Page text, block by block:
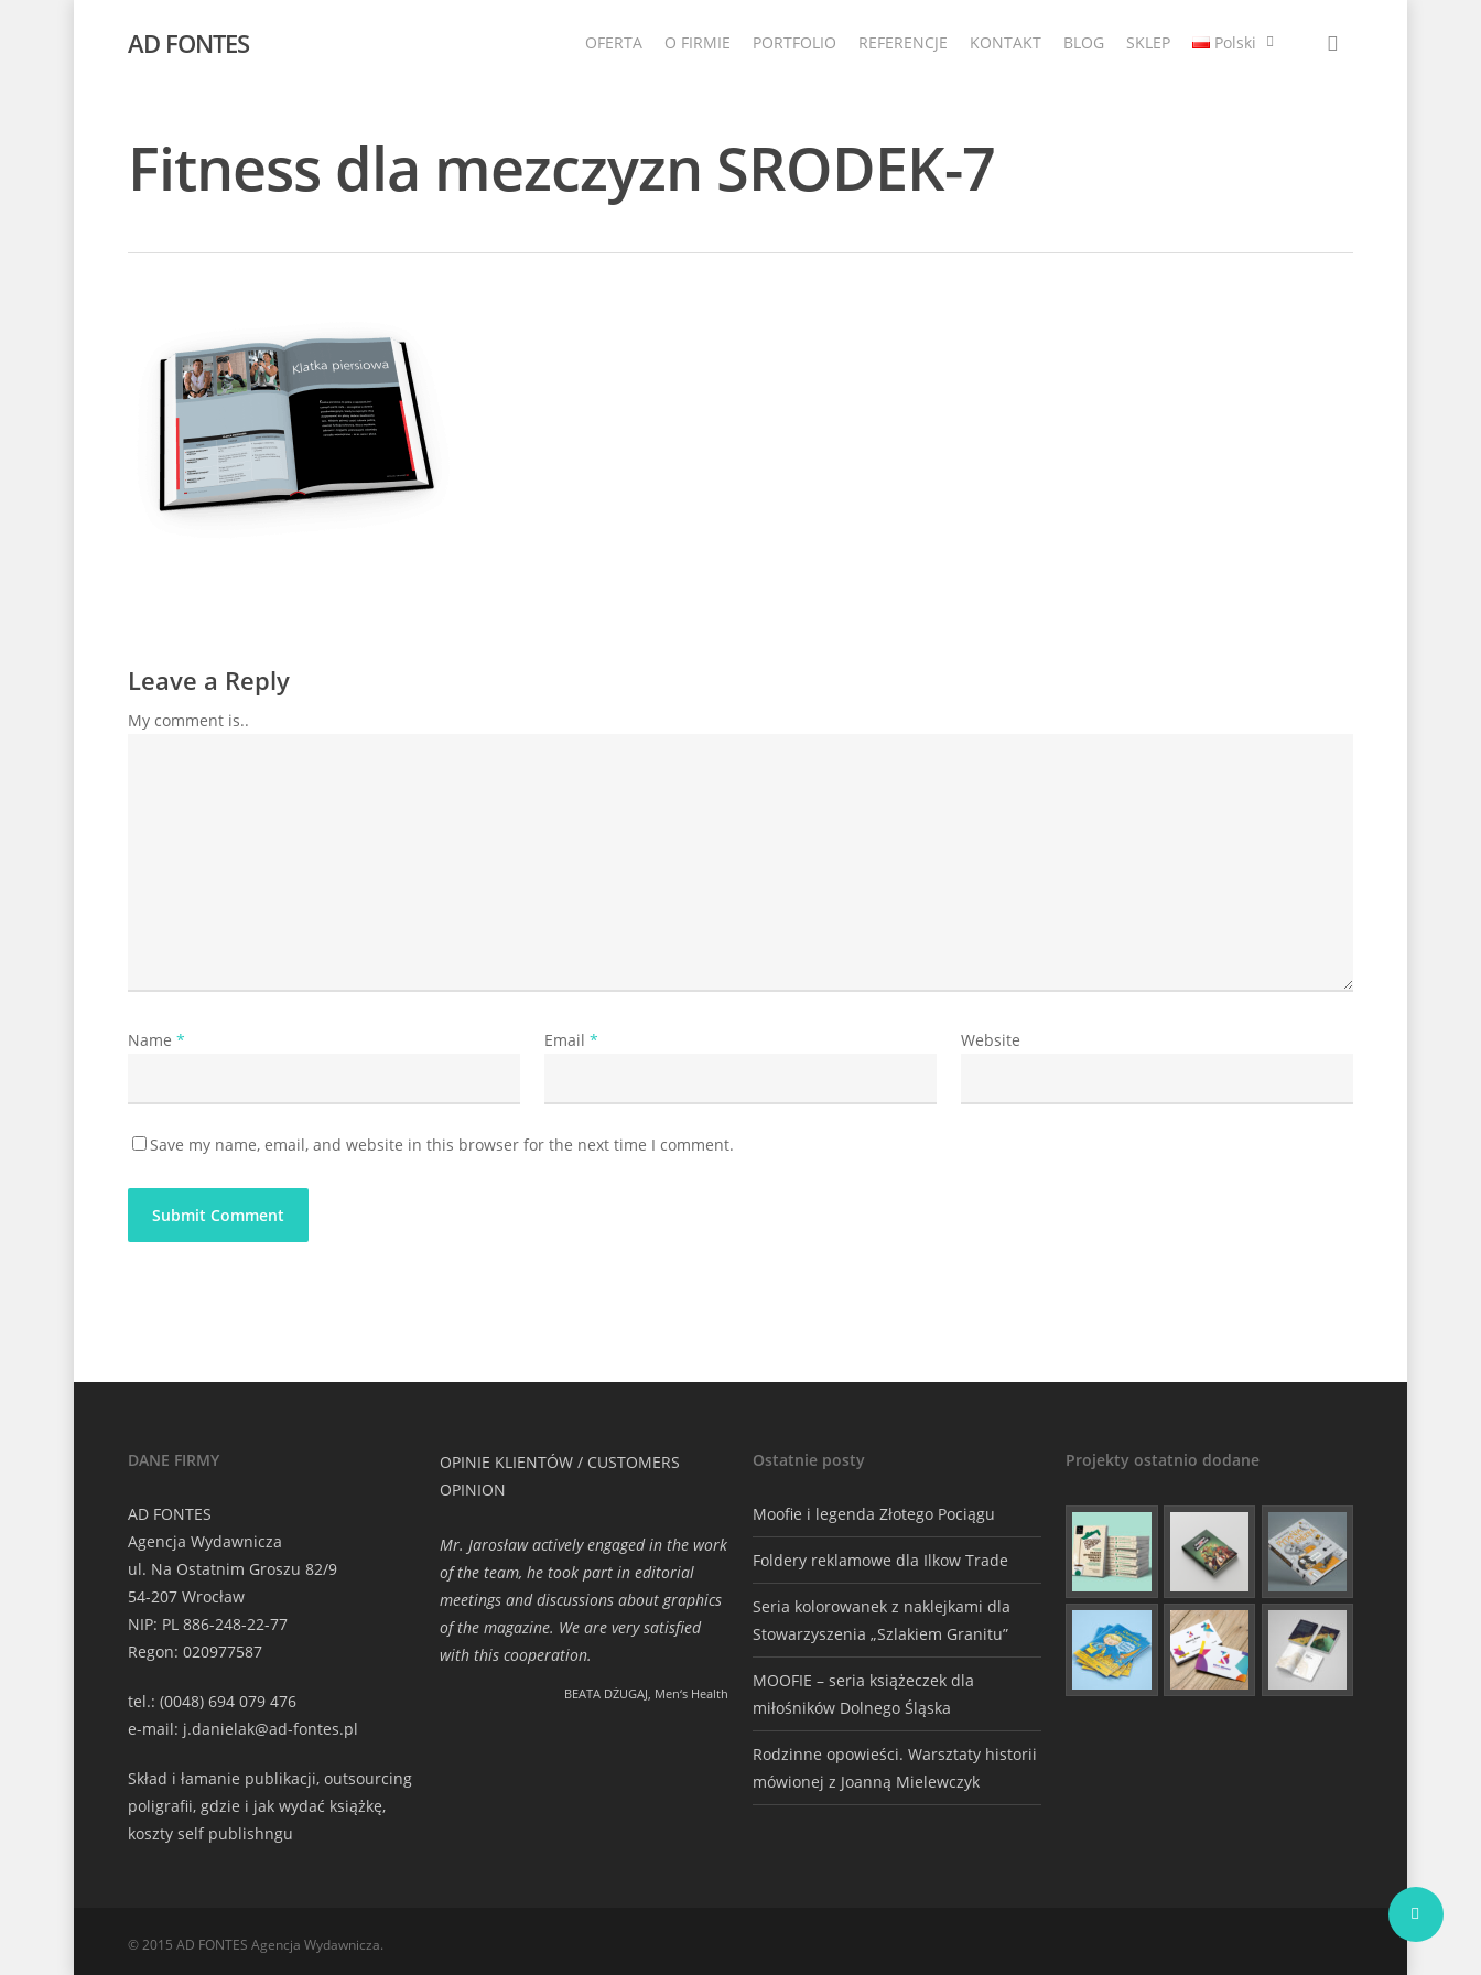
AD FONTES OFERTA O FIRMIE PORTFOLIO REFERENCJE KONTAKT BLOG SKLEP Polski
Fitness dla mezczyzn SRODEK-7
Leave a Reply
My comment is..
Name * Email * Website
Save my name, email, and website in this browser for the next time I comment.
DANE FIRMY
AD FONTES
Agencja Wydawnicza
ul. Na Ostatnim Groszu 82/9
54-207 Wrocław
NIP: PL 886-248-22-77
Regon: 020977587
tel.: (0048) 694 079 476
e-mail: j.danielak@ad-fontes.pl
Skład i łamanie publikacji, outsourcing
poligrafii, gdzie i jak wydać książkę,
koszty self publishngu
OPINIE KLIENTÓW / CUSTOMERS
OPINION
Mr. Jarosław actively engaged in the work
of the team, he took part in editorial
meetings and discussions about graphics
of the magazine. We are very satisfied
with this cooperation.
BEATA DŻUGAJ, Men‘s Health
Ostatnie posty
Moofie i legenda Złotego Pociągu
Foldery reklamowe dla Ilkow Trade
Seria kolorowanek z naklejkami dla
Stowarzyszenia „Szlakiem Granitu”
MOOFIE – seria książeczek dla
miłośników Dolnego Śląska
Rodzinne opowieści. Warsztaty historii
mówionej z Joanną Mielewczyk
Projekty ostatnio dodane
© 2015 AD FONTES Agencja Wydawnicza.